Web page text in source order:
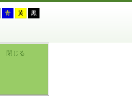
青 黄 黒
閉じる